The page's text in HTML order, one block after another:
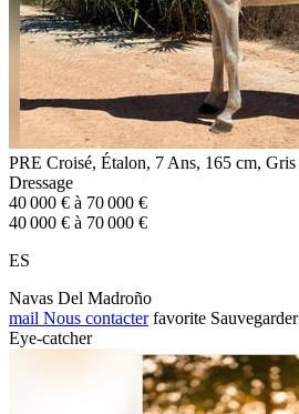
PRE Croisé, Étalon, 7 Ans, 165 cm, Gris
Dressage
40 000 € à 70 000 €
40 000 € à 70 000 €
ES
Navas Del Madroño
mail Nous contacter favorite Sauvegarder
Eye-catcher